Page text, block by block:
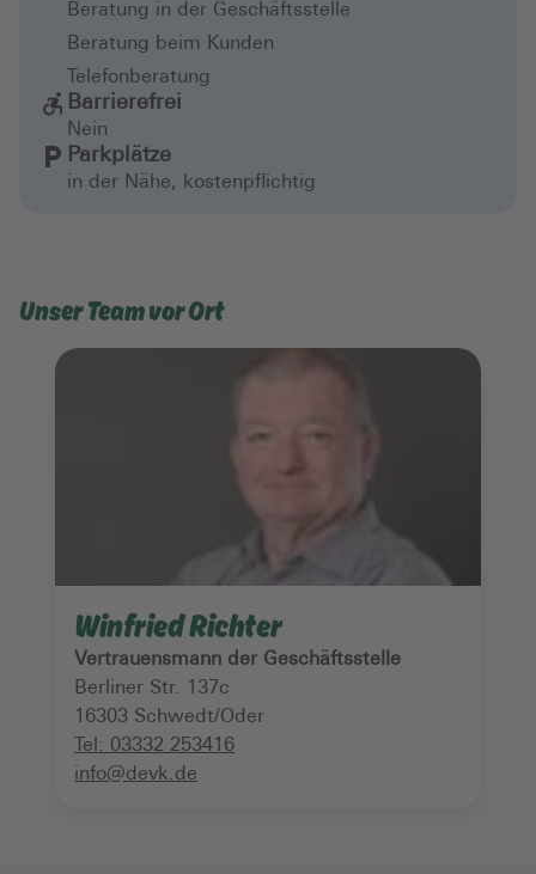
Beratung in der Geschäftsstelle
Beratung beim Kunden
Telefonberatung
Barrierefrei
Nein
Parkplätze
in der Nähe, kostenpflichtig
Unser Team vor Ort
Winfried Richter
Vertrauensmann der Geschäftsstelle
Berliner Str. 137c
16303 Schwedt/Oder
Tel: 03332 253416
info@devk.de